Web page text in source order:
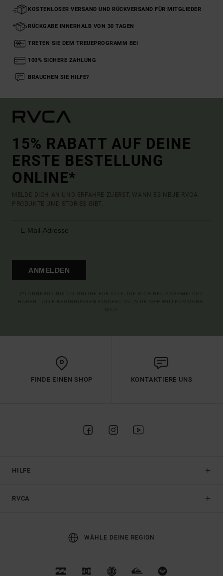
KOSTENLOSER VERSAND UND RÜCKVERSAND FÜR MITGLIEDER
RÜCKGABE INNERHALB VON 30 TAGEN
TRETEN SIE DEM TREUEPROGRAMM BEI
100% SICHERE ZAHLUNG
BRAUCHEN SIE HILFE?
15% RABATT AUF DEINE
ERSTE BESTELLUNG
ONLINE*
MELDE DICH AN UND ERFAHRE ZUERST, WANN ES NEUE RVCA
PRODUKTE UND STORIES GIBT.
ANMELDEN
FINDE EINEN SHOP KONTAKTIERE UNS
HILFE
RVCA
WÄHLE DEINE REGION